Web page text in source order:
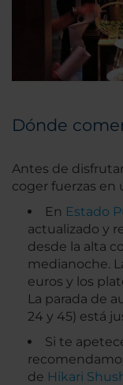
Dónde
Antes de
coger fuerzas en
En Estado
actualizado y
desde la alta
medianoche.
euros y los
La parada de
24 y 45) está
Si te
de Hikari